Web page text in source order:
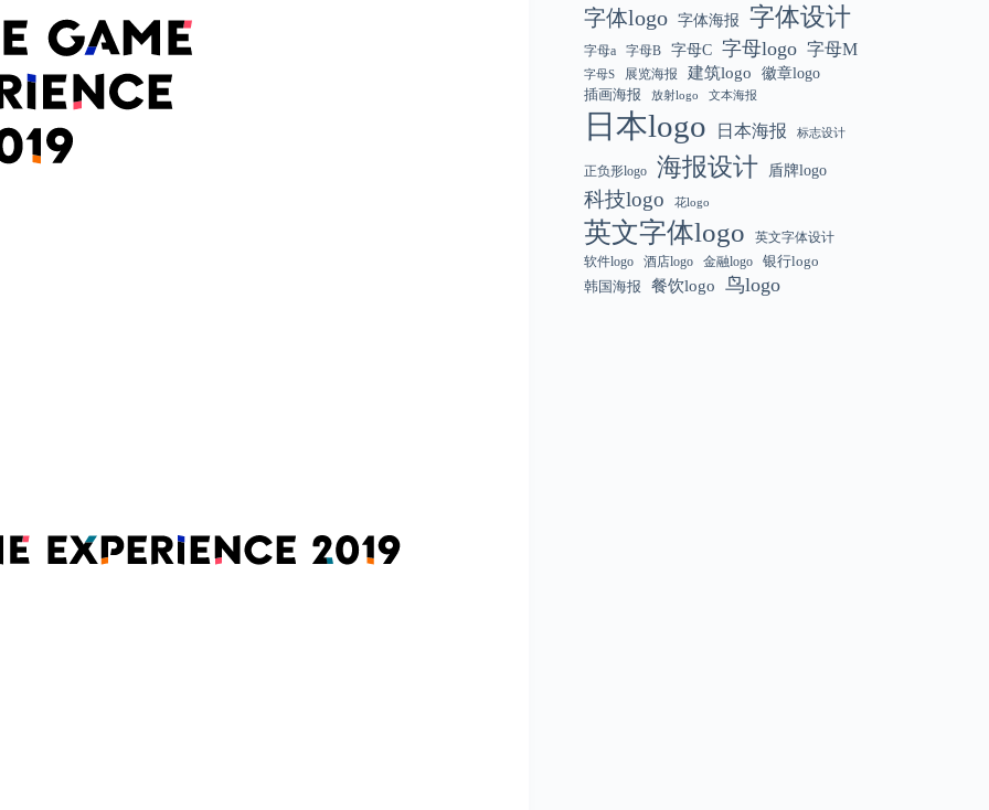
字体logo 字体海报 字体设计
字母a 字母B 字母C 字母logo 字母M
字母S 展览海报 建筑logo 徽章logo
插画海报 放射logo 文本海报
日本logo 日本海报 标志设计
正负形logo 海报设计 盾牌logo
科技logo 花logo
英文字体logo
英文字体设计
软件logo
酒店logo 金融logo
银行logo
韩国海报
餐饮logo 鸟logo